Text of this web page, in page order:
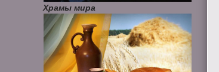
Храмы мира